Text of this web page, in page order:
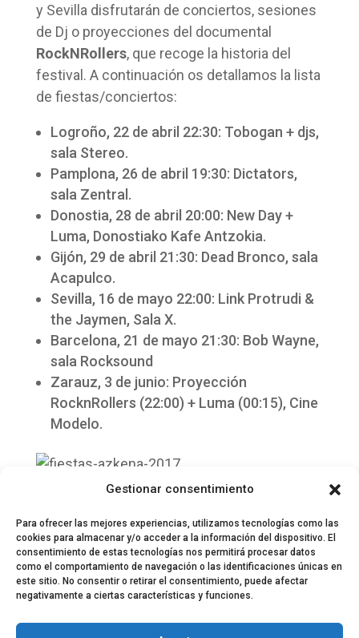
Gestionar consentimiento
Para ofrecer las mejores experiencias, utilizamos tecnologías como las
cookies para almacenar y/o acceder a la información del dispositivo. El
consentimiento de estas tecnologías nos permitirá procesar datos
como el comportamiento de navegación o las identificaciones únicas en
este sitio. No consentir o retirar el consentimiento, puede afectar
negativamente a ciertas características y funciones.
y Sevilla disfrutarán de conciertos, sesiones
de Dj o proyecciones del documental
RockNRollers, que recoge la historia del
festival. A continuación os detallamos la lista
de fiestas/conciertos:
Logroño, 22 de abril 22:30: Tobogan + djs,
sala Stereo.
Pamplona, 26 de abril 19:30: Dictators,
sala Zentral.
Donostia, 28 de abril 20:00: New Day +
Luma, Donostiako Kafe Antzokia.
Gijón, 29 de abril 21:30: Dead Bronco, sala
Acapulco.
Sevilla, 16 de mayo 22:00: Link Protrudi &
the Jaymen, Sala X.
Barcelona, 21 de mayo 21:30: Bob Wayne,
sala Rocksound
Zarauz, 3 de junio: Proyección
RocknRollers (22:00) + Luma (00:15), Cine
Modelo.